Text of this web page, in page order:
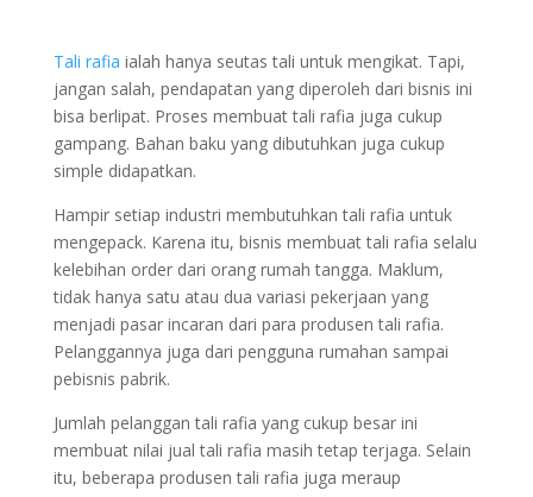
Tali rafia ialah hanya seutas tali untuk mengikat. Tapi,
jangan salah, pendapatan yang diperoleh dari bisnis ini
bisa berlipat. Proses membuat tali rafia juga cukup
gampang. Bahan baku yang dibutuhkan juga cukup
simple didapatkan.
Hampir setiap industri membutuhkan tali rafia untuk
mengepack. Karena itu, bisnis membuat tali rafia selalu
kelebihan order dari orang rumah tangga. Maklum,
tidak hanya satu atau dua variasi pekerjaan yang
menjadi pasar incaran dari para produsen tali rafia.
Pelanggannya juga dari pengguna rumahan sampai
pebisnis pabrik.
Jumlah pelanggan tali rafia yang cukup besar ini
membuat nilai jual tali rafia masih tetap terjaga. Selain
itu, beberapa produsen tali rafia juga meraup